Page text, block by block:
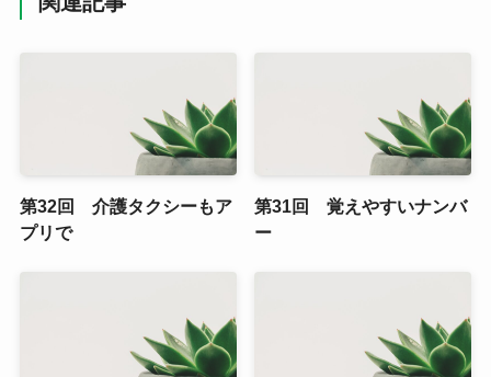
第32回 介護タクシーもア
プリで
第31回 覚えやすいナンバ
ー